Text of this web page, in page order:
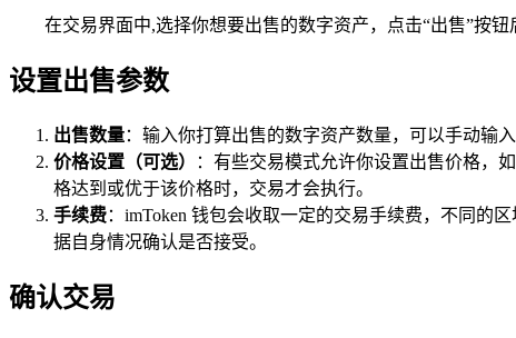
在交易界面中,选择你想要出售的数字资产，点击“出售”按
设置出售参数
出售数量：输入你打算出售的数字资产数量，可以手动输
价格设置（可选）
：有些交易模式允许你设置出售价格，
格达到或优于该价格时，交易才会执行。
手续费：imToken 钱包会收取一定的交易手续费，不同的
据自身情况确认是否接受。
确认交易